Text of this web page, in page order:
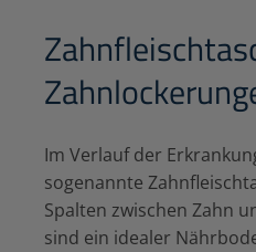
Im Verlauf der
sogenannte
Spalten zwischen Zahn
sind ein idealer